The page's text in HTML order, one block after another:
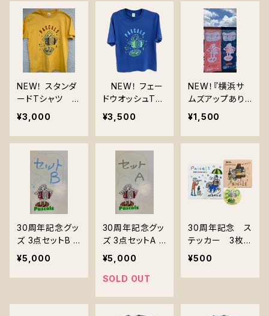
NEW！ スタンダ
ードTシャツ バ
ナナ2026
¥3,000
NEW！ フェー
ドウオッシュTシ
ャツ フェードブ
ルー2026
¥3,500
NEW！『横浜サ
ムズアップあり
がとうっ！記念手
ぬぐい』2026 7/
21,22
¥1,500
30周年記念グッ
ズ 3点セットB ＊
送料無料 『Tシ
ャツ・ ステッカー
・アーティストク
¥5,000
30周年記念グッ
ズ 3点セットA ＊
送料無料 『Tシ
ャツ・ ステッカー
・アーティストク
¥5,000
SOLD OUT
30周年記念 ス
テッカー 3枚
組
¥500